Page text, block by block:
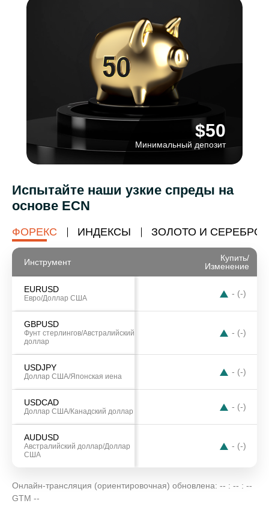
$50
Минимальный депозит
Испытайте наши узкие спреды на
основе ECN
ФОРЕКС ИНДЕКСЫ ЗОЛОТО И СЕРЕБРО
Инструмент Купить/
Изменение
EURUSD
Евро/Доллар США - (-)
GBPUSD
Фунт стерлингов/Австралийский
доллар
- (-)
USDJPY
Доллар США/Японская иена - (-)
USDCAD
Доллар США/Канадский доллар - (-)
AUDUSD
Австралийский доллар/Доллар
США
- (-)
Онлайн-трансляция (ориентировочная) обновлена: -- : -- : --
GTM --